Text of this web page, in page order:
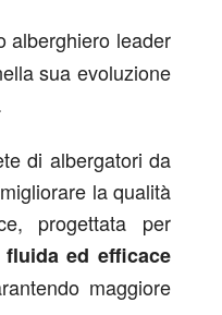
alberghiero leader
sua evoluzione
di albergatori da
la qualità
progettata per
ed efficace
maggiore